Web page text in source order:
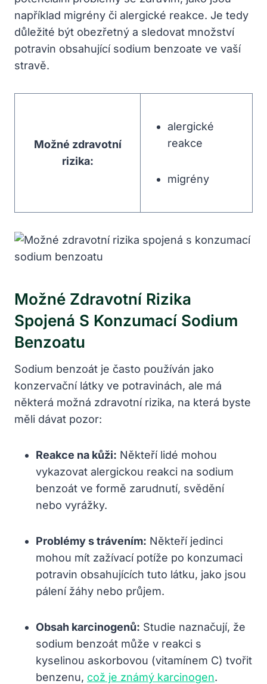
například migrény či alergické reakce. Je tedy
důležité být obezřetný a sledovat množství
potravin obsahující sodium benzoate ve vaší
stravě.
Možné zdravotní
rizika:
alergické
reakce
migrény
Možné Zdravotní Rizika
Spojená S Konzumací Sodium
Benzoatu
Sodium benzoát je často používán jako
konzervační látky ve potravinách, ale má
některá možná zdravotní rizika, na která byste
měli dávat pozor:
Reakce na kůži: Někteří lidé mohou
vykazovat alergickou reakci na sodium
benzoát ve formě zarudnutí, svědění
nebo vyrážky.
Problémy s trávením: Někteří jedinci
mohou mít zažívací potíže po konzumaci
potravin obsahujících tuto látku, jako jsou
pálení žáhy nebo průjem.
Obsah karcinogenů: Studie naznačují, že
sodium benzoát může v reakci s
kyselinou askorbovou (vitamínem C) tvořit
benzenu, což je známý karcinogen.